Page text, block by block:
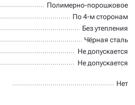
Полимерно-порошковое
По 4-м сторонам
Без утепления
Чёрная сталь
Не допускается
Не допускается
Нет